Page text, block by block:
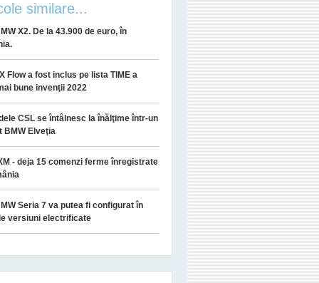
similare...
X2. De la 43.900 de euro, în
Flow a fost inclus pe lista TIME a
bune invenţii 2022
CSL se întâlnesc la înălţime într-un
BMW Elveţia
- deja 15 comenzi ferme înregistrate
Seria 7 va putea fi configurat în
versiuni electrificate